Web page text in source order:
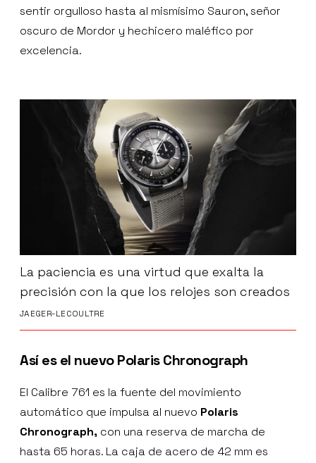
sentir orgulloso hasta al mismísimo Sauron, señor
oscuro de Mordor y hechicero maléfico por
excelencia.
La paciencia es una virtud que exalta la
precisión con la que los relojes son creados
JAEGER-LECOULTRE
Así es el nuevoPolaris Chronograph
El Calibre 761 es la fuente del movimiento
automático que impulsa al nuevo Polaris
Chronograph, con una reserva de marcha de
hasta 65 horas. La caja de acero de 42 mm es